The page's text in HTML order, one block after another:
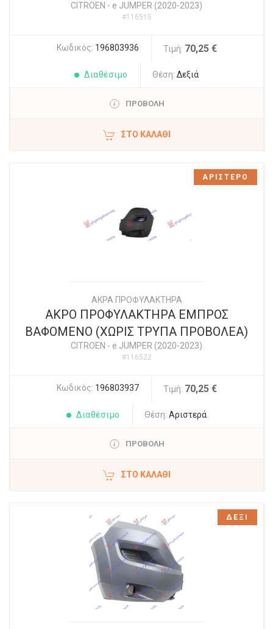
CITROEN - e JUMPER (2020-2023)
#116515
Κωδικός: 196803936 Τιμή: 70,25 €
Διαθέσιμο Θέση: Δεξιά
ΠΡΟΒΟΛΗ
ΣΤΟ ΚΑΛΆΘΙ
ΑΚΡΑ ΠΡΟΦΥΛΑΚΤΗΡΑ
ΑΚΡΟ ΠΡΟΦΥΛΑΚΤΗΡΑ ΕΜΠΡΟΣ
ΒΑΦΟΜΕΝΟ (ΧΩΡΙΣ ΤΡΥΠΑ ΠΡΟΒΟΛΕΑ)
CITROEN - e JUMPER (2020-2023)
#116522
Κωδικός: 196803937 Τιμή: 70,25 €
Διαθέσιμο Θέση: Αριστερά
ΠΡΟΒΟΛΗ
ΣΤΟ ΚΑΛΆΘΙ
ΑΡΙΣΤΕΡΟ
ΔΕΞΙ